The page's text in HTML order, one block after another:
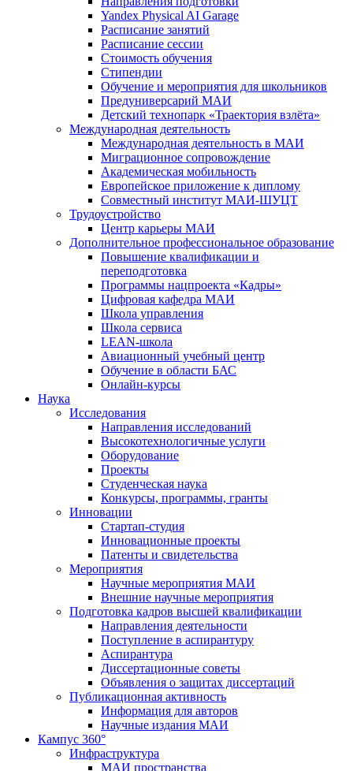
Yandex Physical AI Garage
Расписание занятий
Расписание сессии
Стоимость обучения
Стипендии
Обучение и мероприятия для школьников
Предуниверсарий МАИ
Детский технопарк «Траектория взлёта»
Международная деятельность
Международная деятельность в МАИ
Миграционное сопровождение
Академическая мобильность
Европейское приложение к диплому
Совместный институт МАИ-ШУЦТ
Трудоустройство
Центр карьеры МАИ
Дополнительное профессиональное образование
Повышение квалификации и
переподготовка
Программы нацпроекта «Кадры»
Цифровая кафедра МАИ
Школа управления
Школа сервиса
LEAN-школа
Авиационный учебный центр
Обучение в области БАС
Онлайн-курсы
Наука
Исследования
Направления исследований
Высокотехнологичные услуги
Оборудование
Проекты
Студенческая наука
Конкурсы, программы, гранты
Инновации
Стартап-студия
Инновационные проекты
Патенты и свидетельства
Мероприятия
Научные мероприятия МАИ
Внешние научные мероприятия
Подготовка кадров высшей квалификации
Направления деятельности
Поступление в аспирантуру
Аспирантура
Диссертационные советы
Объявления о защитах диссертаций
Публикационная активность
Информация для авторов
Научные издания МАИ
Кампус 360°
Инфраструктура
МАИ пространства